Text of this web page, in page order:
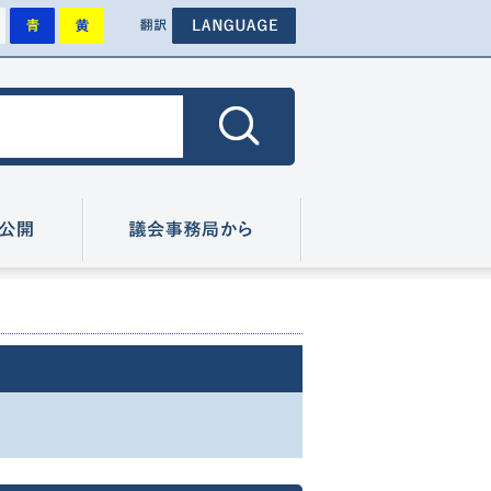
翻訳
背景を標準にします
背景を青色にします
背景を黄色にします
にします